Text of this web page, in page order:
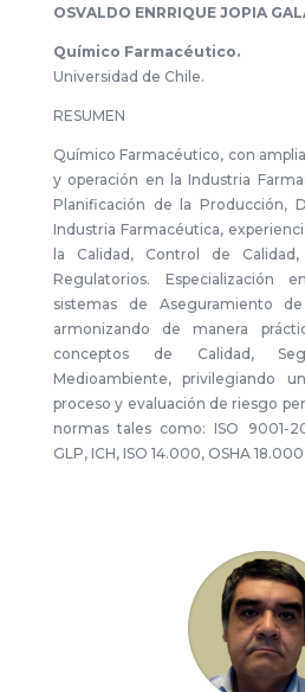
OSVALDO ENRRIQUE JOPIA
Químico Farmacéutico.
Universidad de Chile.
RESUMEN
Químico Farmacéutico, con
y operación en la Industria
Planificación de la Producción,
Industria Farmacéutica,
la Calidad, Control de
Regulatorios. Especialización
sistemas de Aseguramiento
armonizando de manera
conceptos de Calidad,
Medioambiente, privilegiando
proceso y evaluación de riesgo
normas tales como: ISO 9001-
GLP, ICH, ISO 14.000, OSHA